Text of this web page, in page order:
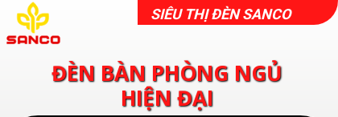
SIÊU THỊ ĐÈN SANCO
ĐÈN BÀN PHÒNG NGỦ
HIỆN ĐẠI